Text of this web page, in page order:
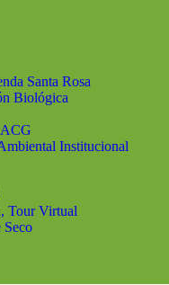
Santa Rosa
Biológica
ACG
Institucional
Tour Virtual
Seco